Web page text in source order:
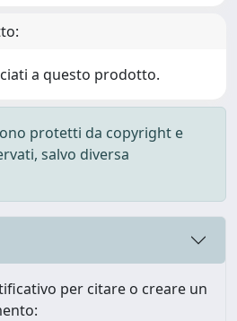
a questo prodotto.
protetti da copyright e
salvo diversa
per citare o creare un